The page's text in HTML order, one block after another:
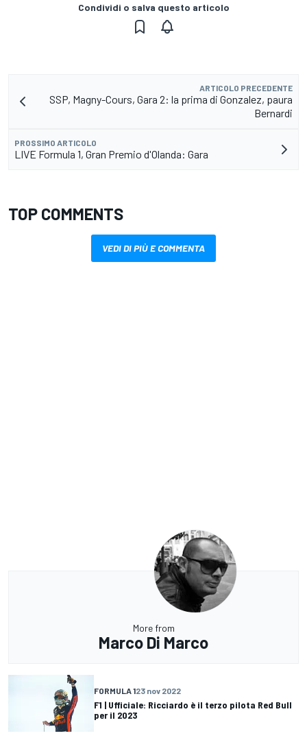
Condividi o salva questo articolo
ARTICOLO PRECEDENTE
SSP, Magny-Cours, Gara 2: la prima di Gonzalez, paura
Bernardi
PROSSIMO ARTICOLO
LIVE Formula 1, Gran Premio d'Olanda: Gara
TOP COMMENTS
VEDI DI PIÙ E COMMENTA
More from
Marco Di Marco
FORMULA 123 nov 2022
F1 | Ufficiale: Ricciardo è il terzo pilota Red Bull
per il 2023